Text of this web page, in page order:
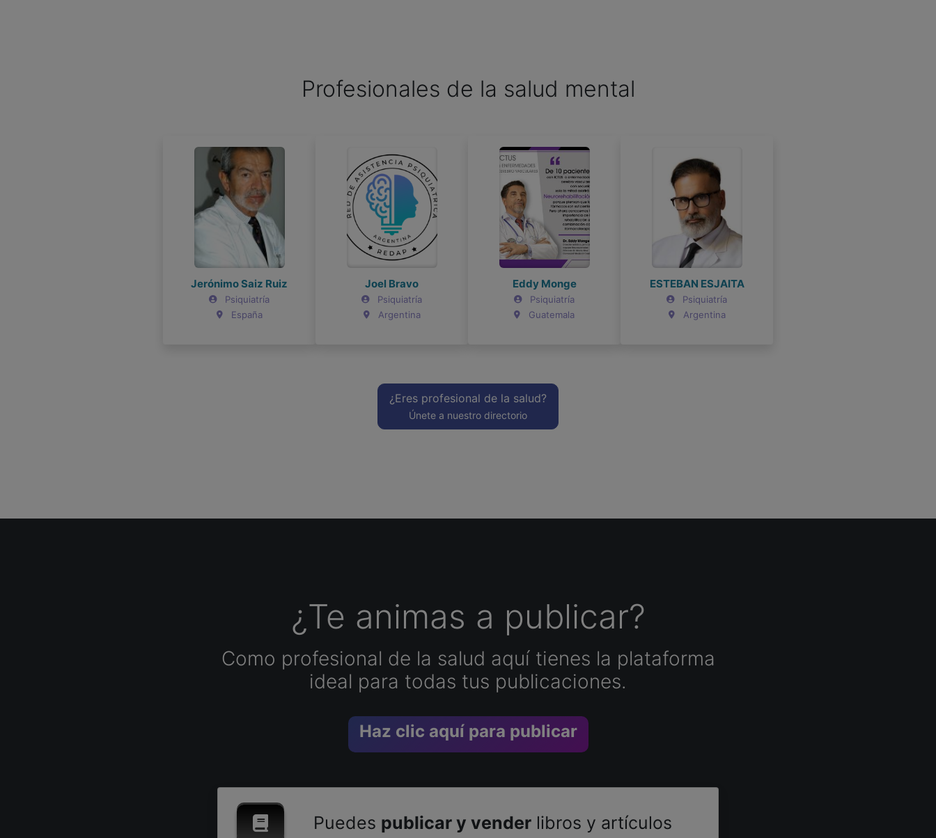
Profesionales de la salud mental
Joel Bravo
Psiquiatría
Argentina
Eddy Monge
Psiquiatría
Guatemala
ESTEBAN ESJAITA
Psiquiatría
Argentina
Joel Bravo
Psiquiatría
Argentina
Eddy Monge
Psiquiatría
Guatemala
ESTEBAN ESJAITA
Psiquiatría
Argentina
Roser, Maria del Rosal
Pont Plana
Psicólogo
España
¿Eres profesional de la salud?
Únete a nuestro directorio
¿Te animas a publicar?
Como profesional de la salud aquí tienes la plataforma
ideal para todas tus publicaciones.
Haz clic aquí para publicar
Puedes publicar y vender libros y artículos